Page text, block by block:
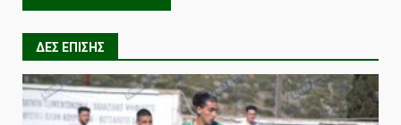
ΔΕΣ ΕΠΙΣΗΣ